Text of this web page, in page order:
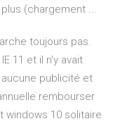
(chargement ...
toujours pas.
11 et il n'y avait
publicité et
rembourser
windows 10 solitaire